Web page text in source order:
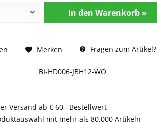
In den Warenkorb »
Merken Fragen zum Artikel?
BI-HD006-JBH12-WO
Versand ab € 60,- Bestellwert
mit mehr als 80.000 Artikeln